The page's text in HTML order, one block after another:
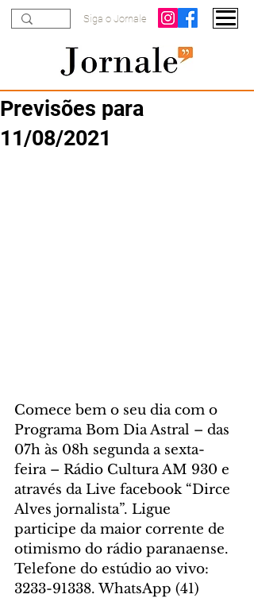
Siga o Jornale
Previsões para
11/08/2021
Comece bem o seu dia com o
Programa Bom Dia Astral – das
07h às 08h segunda a sexta-
feira – Rádio Cultura AM 930 e
através da Live facebook “Dirce
Alves jornalista”. Ligue
participe da maior corrente de
otimismo do rádio paranaense.
Telefone do estúdio ao vivo:
3233-91338. WhatsApp (41)